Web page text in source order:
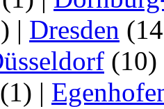
| Dresden
(10)
(1) |